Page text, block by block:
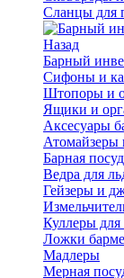
Сланцы для
Назад
Барный
Сифоны и
Штопоры и
Ящики и
Аксесуары
Барная
Ведра для
Гейзеры и
Куллеры для
Ложки
Мадлеры
Мерная